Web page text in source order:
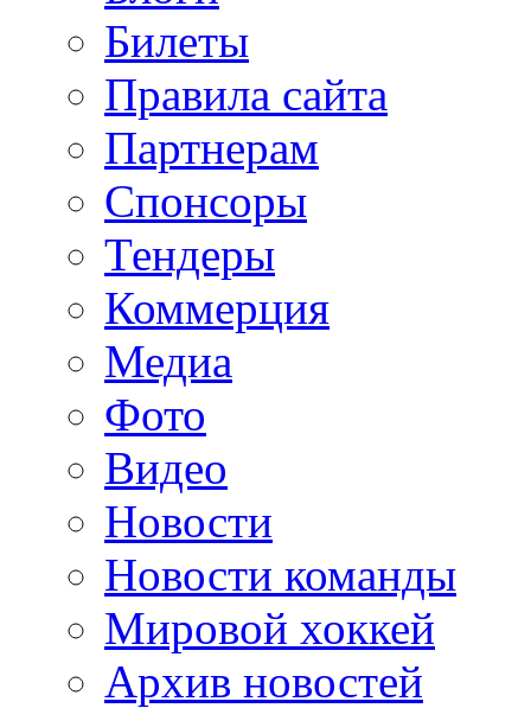
Билеты
Правила сайта
Партнерам
Спонсоры
Тендеры
Коммерция
Медиа
Фото
Видео
Новости
Новости команды
Мировой хоккей
Архив новостей